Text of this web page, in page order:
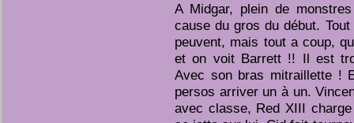
A Midgar, plein de
cause du gros du début.
peuvent, mais tout a coup,
et on voit Barrett !! Il est
Avec son bras mitraillette !
persos arriver un à un.
avec classe, Red XIII